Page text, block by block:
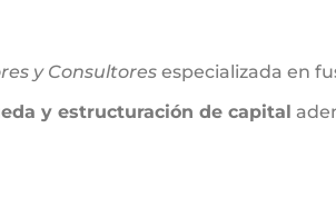
y Consultores especializada en
y estructuración de capital